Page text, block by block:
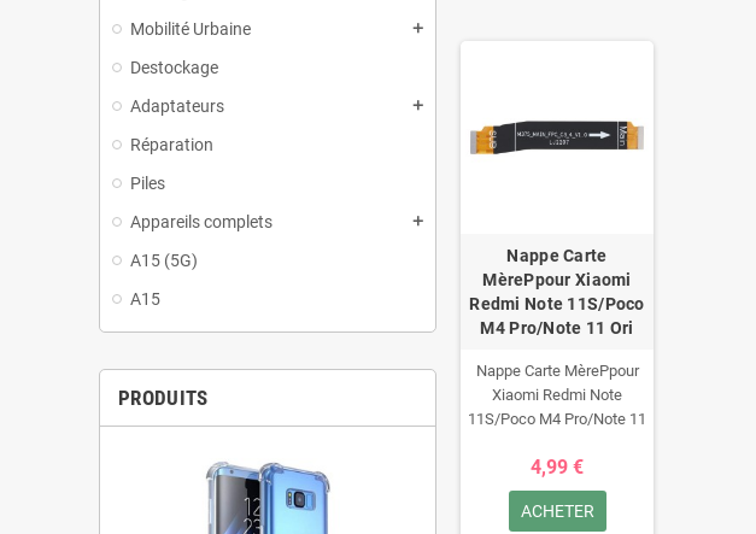
Mobilité Urbaine add
Destockage
Adaptateurs
add
Réparation
Piles
Appareils complets
add
A15 (5G)
A15
PRODUITS
Nappe Carte
MèrePpour Xiaomi
Redmi Note 11S/Poco
M4 Pro/Note 11 Ori
Nappe Carte MèrePpour
Xiaomi Redmi Note
11S/Poco M4 Pro/Note 11
4,99 €
ACHETER